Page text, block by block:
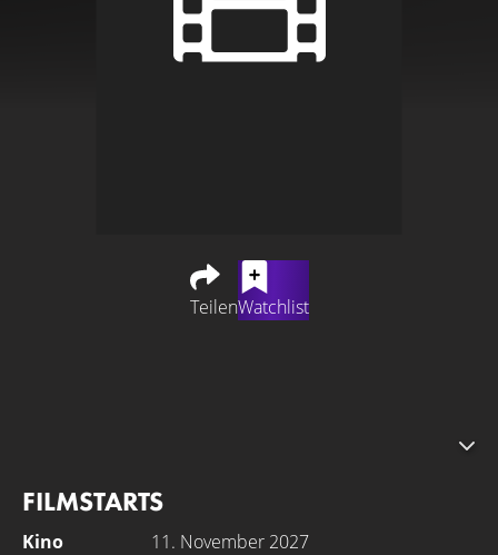
TeilenWatchlist
Geschichtenerzählen eine Intimität, die ihnen im echten
FILMSTARTS
Kino 11. November 2027